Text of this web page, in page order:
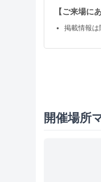
【ご来場に
掲載情報は
開催場所